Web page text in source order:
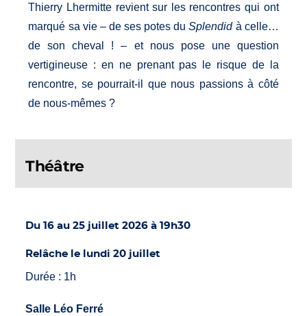
Thierry Lhermitte revient sur les rencontres qui ont
marqué sa vie – de ses potes duSplendid à celle…
de son cheval ! – et nous pose une question
vertigineuse : en ne prenant pas le risque de la
rencontre, se pourrait-il que nous passions à côté
de nous-mêmes ?
Théâtre
Du 16 au 25 juillet 2026 à 19h30
Relâche le lundi 20 juillet
Durée : 1h
Salle Léo Ferré